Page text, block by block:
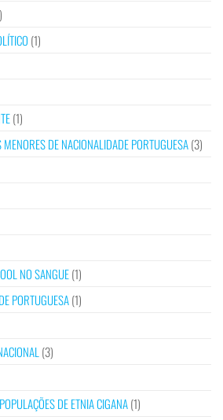
(1)
(1)
DE NACIONALIDADE PORTUGUESA(3)
NO SANGUE(1)
PORTUGUESA(1)
(3)
DE ETNIA CIGANA(1)